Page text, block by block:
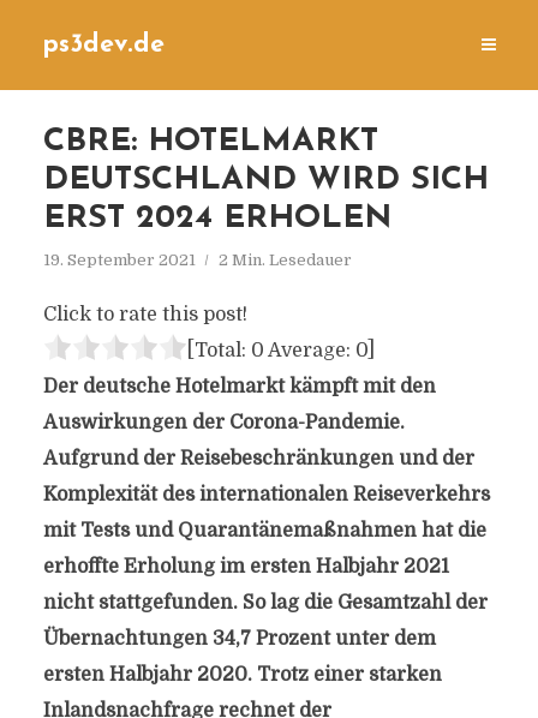
ps3dev.de
CBRE: HOTELMARKT
DEUTSCHLAND WIRD SICH
ERST 2024 ERHOLEN
19. September 2021 2 Min. Lesedauer
Click to rate this post!
[Total: 0 Average: 0]
Der deutsche Hotelmarkt kämpft mit den
Auswirkungen der Corona-Pandemie.
Aufgrund der Reisebeschränkungen und der
Komplexität des internationalen Reiseverkehrs
mit Tests und Quarantänemaßnahmen hat die
erhoffte Erholung im ersten Halbjahr 2021
nicht stattgefunden. So lag die Gesamtzahl der
Übernachtungen 34,7 Prozent unter dem
ersten Halbjahr 2020. Trotz einer starken
Inlandsnachfrage rechnet der